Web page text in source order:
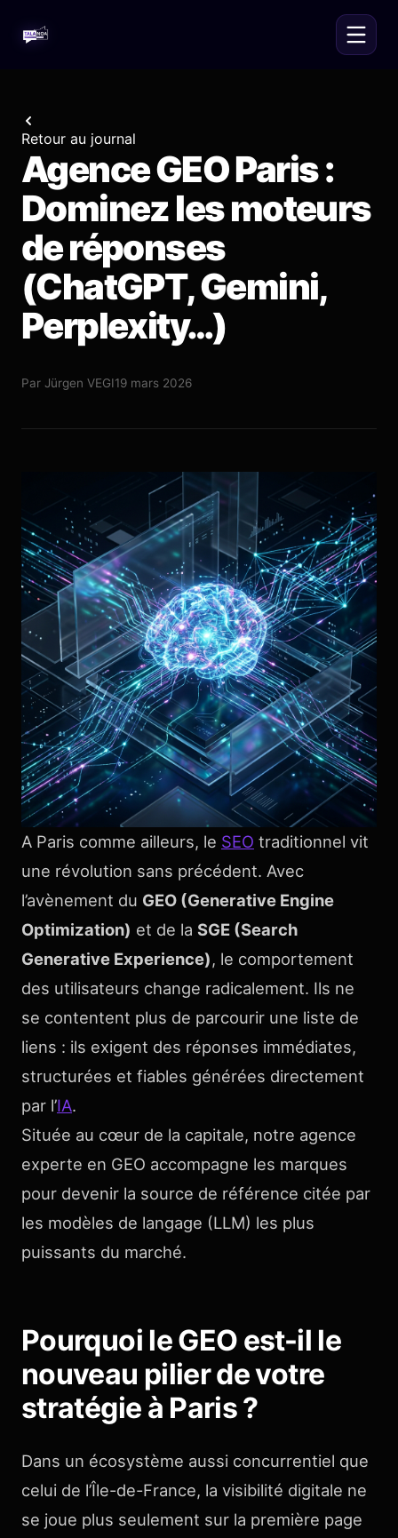
Retour au journal
Agence GEO Paris :
Dominez les moteurs
de réponses
(ChatGPT, Gemini,
Perplexity…)
Par Jürgen VEGI19 mars 2026
A Paris comme ailleurs, le SEO traditionnel vit
une révolution sans précédent. Avec
l’avènement du GEO (Generative Engine
Optimization) et de la SGE (Search
Generative Experience), le comportement
des utilisateurs change radicalement. Ils ne
se contentent plus de parcourir une liste de
liens : ils exigent des réponses immédiates,
structurées et fiables générées directement
par l’IA.
Située au cœur de la capitale, notre agence
experte en GEO accompagne les marques
pour devenir la source de référence citée par
les modèles de langage (LLM) les plus
puissants du marché.
Pourquoi le GEO est-il le
nouveau pilier de votre
stratégie à Paris ?
Dans un écosystème aussi concurrentiel que
celui de l’Île-de-France, la visibilité digitale ne
se joue plus seulement sur la première page